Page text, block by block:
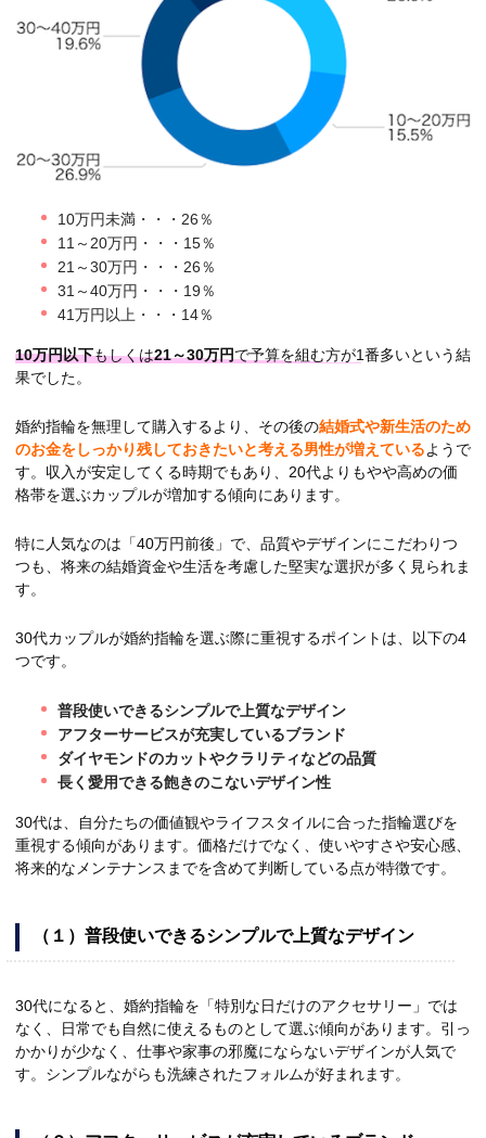
10万円未満・・・26％
11～20万円・・・15％
21～30万円・・・26％
31～40万円・・・19％
41万円以上・・・14％
10万円以下もしくは21～30万円で予算を組む方が1番多いという結
果でした。
婚約指輪を無理して購入するより、その後の結婚式や新生活のため
のお金をしっかり残しておきたいと考える男性が増えているようで
す。収入が安定してくる時期でもあり、20代よりもやや高めの価
格帯を選ぶカップルが増加する傾向にあります。
特に人気なのは「40万円前後」で、品質やデザインにこだわりつ
つも、将来の結婚資金や生活を考慮した堅実な選択が多く見られま
す。
30代カップルが婚約指輪を選ぶ際に重視するポイントは、以下の4
つです。
普段使いできるシンプルで上質なデザイン
アフターサービスが充実しているブランド
ダイヤモンドのカットやクラリティなどの品質
長く愛用できる飽きのこないデザイン性
30代は、自分たちの価値観やライフスタイルに合った指輪選びを
重視する傾向があります。価格だけでなく、使いやすさや安心感、
将来的なメンテナンスまでを含めて判断している点が特徴です。
（１）普段使いできるシンプルで上質なデザイン
30代になると、婚約指輪を「特別な日だけのアクセサリー」では
なく、日常でも自然に使えるものとして選ぶ傾向があります。引っ
かかりが少なく、仕事や家事の邪魔にならないデザインが人気で
す。シンプルながらも洗練されたフォルムが好まれます。